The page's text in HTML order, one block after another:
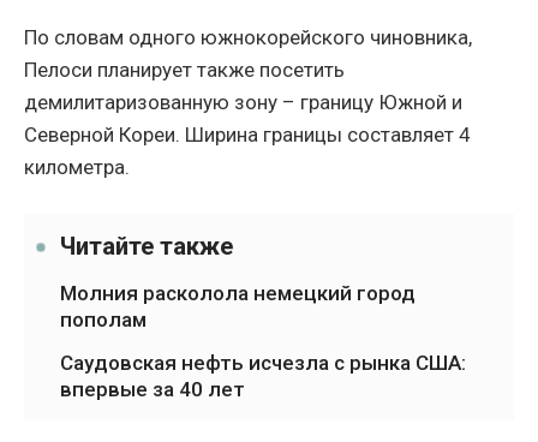
По словам одного южнокорейского чиновника,
Пелоси планирует также посетить
демилитаризованную зону – границу Южной и
Северной Кореи. Ширина границы составляет 4
километра.
Читайте также
Молния расколола немецкий город
пополам
Саудовская нефть исчезла с рынка США:
впервые за 40 лет